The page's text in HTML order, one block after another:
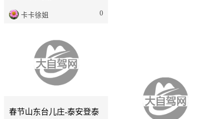
卡卡徐姐 0
春节山东台儿庄-泰安登泰